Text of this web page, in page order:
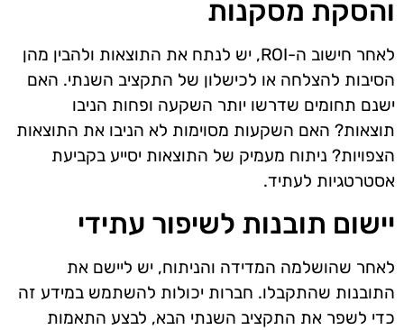
והסקת מסקנות
לאחר חישוב ה-ROI, יש לנתח את התוצאות ולהבין מהן
הסיבות להצלחה או לכישלון של התקציב השנתי. האם
ישנם תחומים שדרשו יותר השקעה ופחות הניבו
תוצאות? האם השקעות מסוימות לא הניבו את התוצאות
הצפויות? ניתוח מעמיק של התוצאות יסייע בקביעת
אסטרטגיות לעתיד.
יישום תובנות לשיפור עתידי
לאחר שהושלמה המדידה והניתוח, יש ליישם את
התובנות שהתקבלו. חברות יכולות להשתמש במידע זה
כדי לשפר את התקציב השנתי הבא, לבצע התאמות